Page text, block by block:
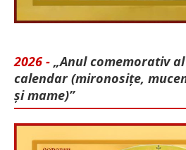
2026 - „Anul comemorativ
calendar (mironosițe,
și mame)”